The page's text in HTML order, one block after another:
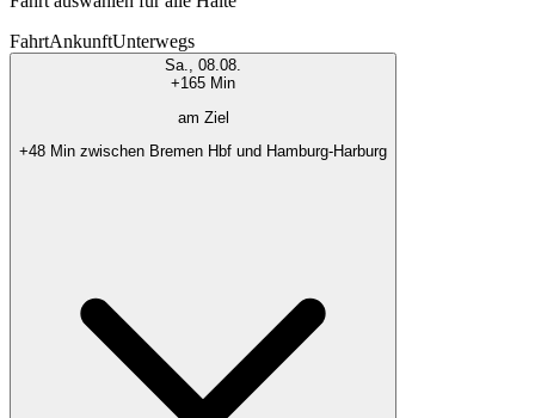
FahrtAnkunftUnterwegs
Sa., 08.08.
+165 Min
am Ziel
+48 Min zwischen Bremen Hbf und Hamburg-Harburg